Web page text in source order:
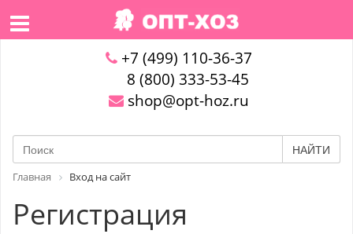
+7 (499) 110-36-37
8 (800) 333-53-45
shop@opt-hoz.ru
НАЙТИ
Главная Вход на сайт
Регистрация